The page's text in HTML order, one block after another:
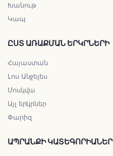
Խանութ
Կապ
ԸՍՏ ԱՌԱՔՄԱՆ ԵՐԿՐՆԵՐԻ
Հայաստան
Լոս Անջելես
Մոսկվա
Այլ երկրներ
Փարիզ
ԱՊՐԱՆՔԻ ԿԱՏԵԳՈՐԻԱՆԵՐ